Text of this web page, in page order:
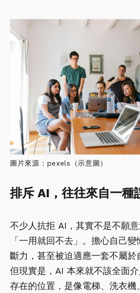
圖片來源：pexels（示意圖）
排斥 AI，往往來自一種
不少人抗拒 AI，其實不是不願
「一用就回不去」。擔心自己
斷力，甚至被迫適應一套不屬於
但現實是，AI 本來就不該全面
存在的位置，是像電梯、洗衣機